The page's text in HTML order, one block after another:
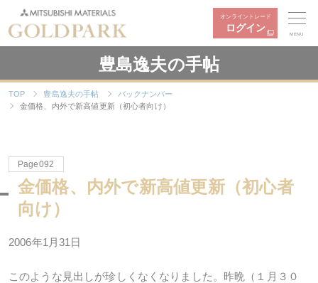
オンライントレード
ログイン
MENU
豊島逸夫の手帖
TOP 豊島逸夫の手帖
バックナンバー
金価格、内外で新高値更新（初心者向け）
Page092
金価格、内外で新高値更新（初心者
向け）
2006年1月31日
このような見出しが珍しくなくなりました。昨晩（１月３０